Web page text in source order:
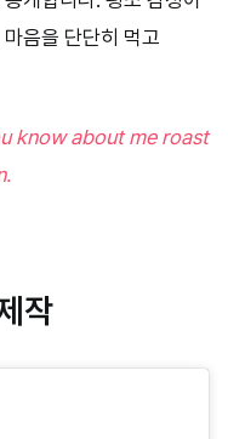
음을 단단히 먹고
know about me roast
작